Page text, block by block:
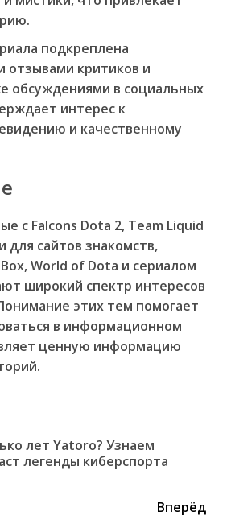
подкреплена
критиков и
обсуждениями в социальных
интерес к
и качественному
с Falcons Dota 2, Team Liquid
для сайтов знакомств,
World of Dota и сериалом
широкий спектр интересов
этих тем помогает
в информационном
ценную информацию
лет Yatoro? Узнаем
легенды киберспорта
Вперёд